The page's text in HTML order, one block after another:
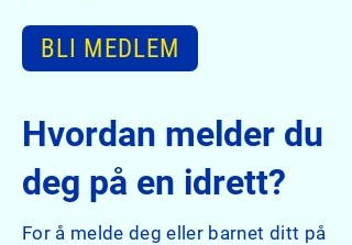
BLI MEDLEM
Hvordan melder du
deg på en idrett?
For å melde deg eller barnet ditt på